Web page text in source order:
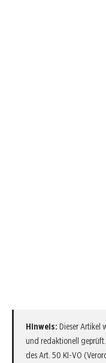
Hinweis: Dieser Artikel
und redaktionell
des Art. 50 KI-VO